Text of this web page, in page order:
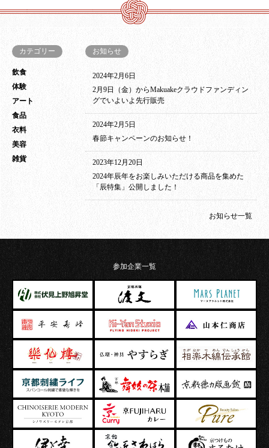
カテゴリー
飲食
体験
アート
食品
衣料
美容
雑貨
お知らせ
2024年2月6日
2月9日（金）からMakuakeクラウドファンディン
グでいよいよ先行販売
2024年2月5日
春節キャンペーンのお知らせ！
2023年12月20日
2024年辰年をお楽しみいただける商品を集めた
「辰特集」公開しました！
お知らせ一覧
参加企業一覧